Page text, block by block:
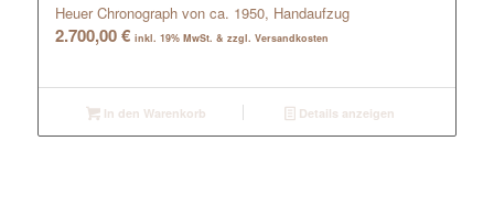
Heuer Chronograph von ca. 1950, Handaufzug
2.700,00€ inkl. 19% MwSt. & zzgl. Versandkosten
In den Warenkorb Details anzeigen